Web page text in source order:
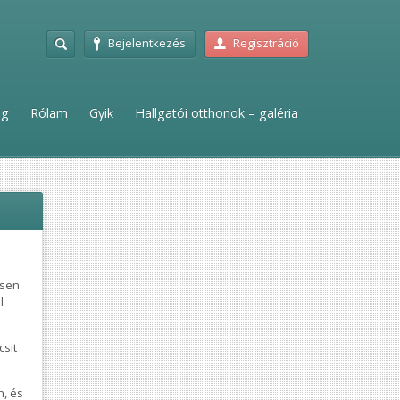
Bejelentkezés Regisztráció
Rólam Gyik Hallgatói otthonok – galéria
és